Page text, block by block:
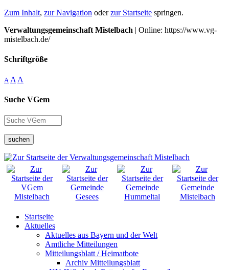
Zum Inhalt, zur Navigation oderzur Startseite springen.
Verwaltungsgemeinschaft Mistelbach | Online: https://www.vg-
mistelbach.de/
Schriftgröße
A A A
Suche VGem
suchen
Startseite
Aktuelles
Aktuelles aus Bayern und der Welt
Amtliche Mitteilungen
Mitteilungsblatt / Heimatbote
Archiv Mitteilungsblatt